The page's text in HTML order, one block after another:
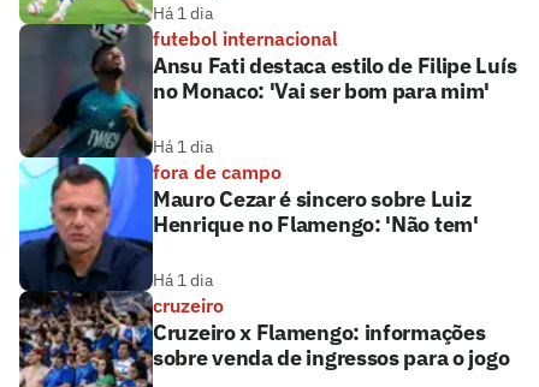
Há 1 dia
futebol internacional
Ansu Fati destaca estilo de Filipe Luís
no Monaco: 'Vai ser bom para mim'
Há 1 dia
fora de campo
Mauro Cezar é sincero sobre Luiz
Henrique no Flamengo: 'Não tem'
Há 1 dia
cruzeiro
Cruzeiro x Flamengo: informações
sobre venda de ingressos para o jogo